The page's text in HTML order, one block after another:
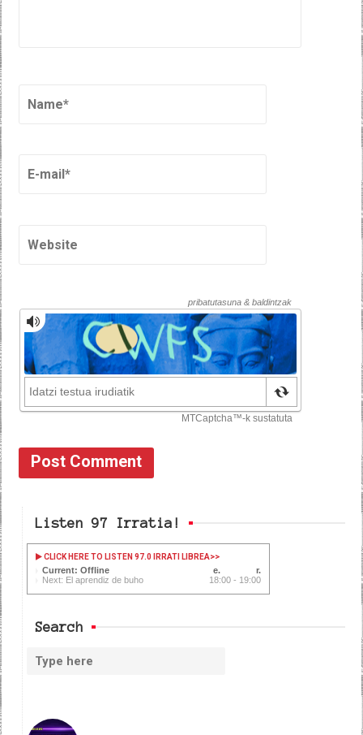
Listen 97 Irratia!
CLICK HERE TO LISTEN 97.0 IRRATI LIBREA>>
Current: Offline
Next: El aprendiz de buho
18:00 - 19:00
Search